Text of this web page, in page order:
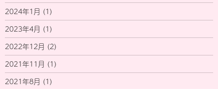
2024年1月 (1)
2023年4月 (1)
2022年12月 (2)
2021年11月 (1)
2021年8月 (1)